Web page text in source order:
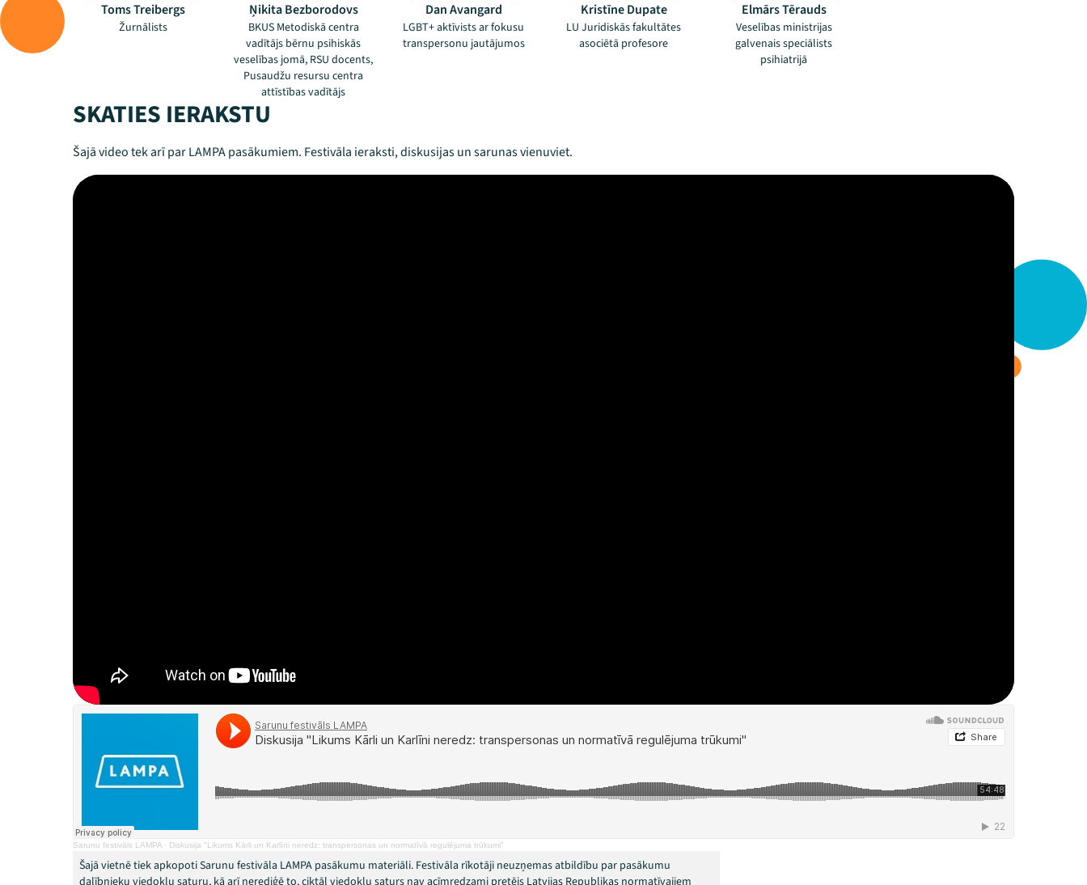
Toms Treibergs
Žurnālists
Ņikita Bezborodovs
BKUS Metodiskā centra
vadītājs bērnu psihiskās
veselības jomā, RSU docents,
Pusaudžu resursu centra
attīstības vadītājs
Dan Avangard
LGBT+ aktīvists ar fokusu
transpersonu jautājumos
Kristīne Dupate
LU Juridiskās fakultātes
asociētā profesore
Elmārs Tērauds
Veselības ministrijas
galvenais speciālists
psihiatrijā
SKATIES IERAKSTU
Šajā video tek arī par LAMPA pasākumiem. Festivāla ieraksti, diskusijas un sarunas vienuviet.
Sarunu festivāls LAMPA · Diskusija "Likums Kārli un Karlīni neredz: transpersonas un normatīvā regulējuma trūkumi"
Šajā vietnē tiek apkopoti Sarunu festivāla LAMPA pasākumu materiāli. Festivāla rīkotāji neuzņemas atbildību par pasākumu
dalībnieku viedokļu saturu, kā arī nerediģē to, ciktāl viedokļu saturs nav acīmredzami pretējs Latvijas Republikas normatīvajiem